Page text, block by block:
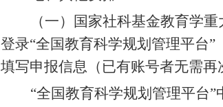
（一）国家社科基金教育学
登录“全国教育科学规划管理平台”
填写申报信息（已有账号者无需再
“全国教育科学规划管理平台